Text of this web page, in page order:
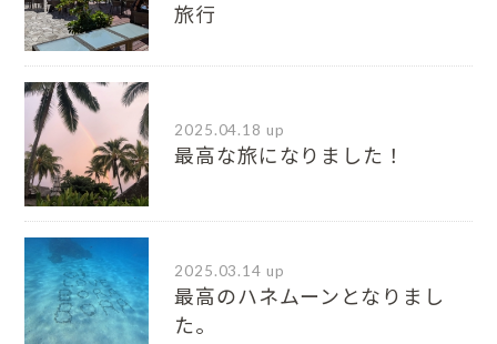
旅行
2025.04.18 up
最高な旅になりました！
2025.03.14 up
最高のハネムーンとなりまし
た。